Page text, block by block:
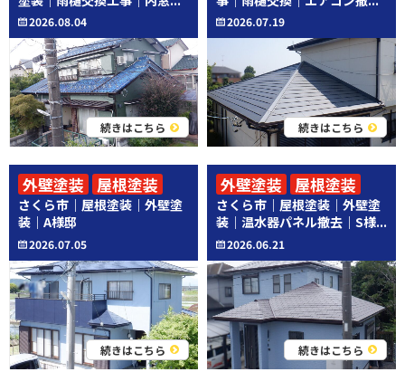
2026.08.04
続きはこちら
2026.07.19
続きはこちら
さくら市｜屋根塗装｜外壁塗
装｜A様邸
2026.07.05
続きはこちら
外壁塗装 屋根塗装
さくら市｜屋根塗装｜外壁塗
装｜温水器パネル撤去｜S様...
2026.06.21
続きはこちら
外壁塗装
屋根塗装
その他工事